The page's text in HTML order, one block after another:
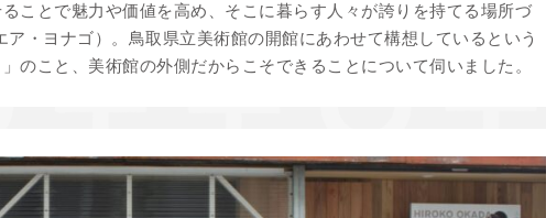
ことで魅力や価値を高め、そこに暮らす人々が誇りを持てる場所づ
ア・ヨナゴ）。鳥取県立美術館の開館にあわせて構想しているという
のこと、美術館の外側だからこそできることについて伺いました。